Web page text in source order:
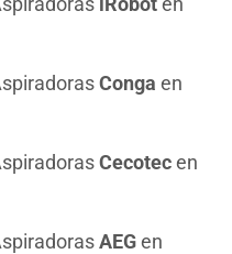
Conga en
Cecotecen
AEGen